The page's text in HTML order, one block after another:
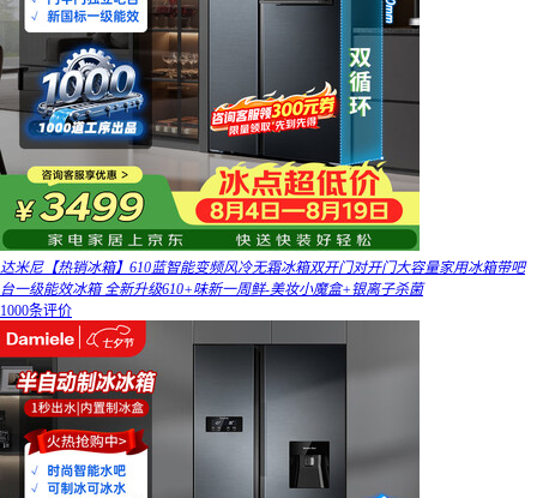
达米尼【热销冰箱】610蓝智能变频风冷无霜冰箱双开门对开门大容量家用冰箱带吧
台一级能效冰箱 全新升级610+味新一周鲜-美妆小魔盒+银离子杀菌
1000条评价